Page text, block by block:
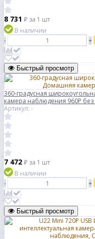
8 731 ₽ за 1 шт
В наличии
-
+
Быстрый просмотр
360-градусная
камера наблюдения 960P без
Артикул: -
7 472 ₽ за 1 шт
В наличии
-
+
Быстрый просмотр